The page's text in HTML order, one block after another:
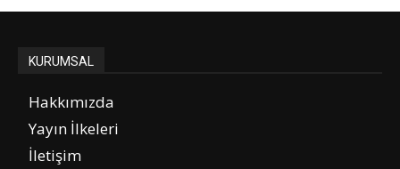
KURUMSAL
Hakkımızda
Yayın İlkeleri
İletişim